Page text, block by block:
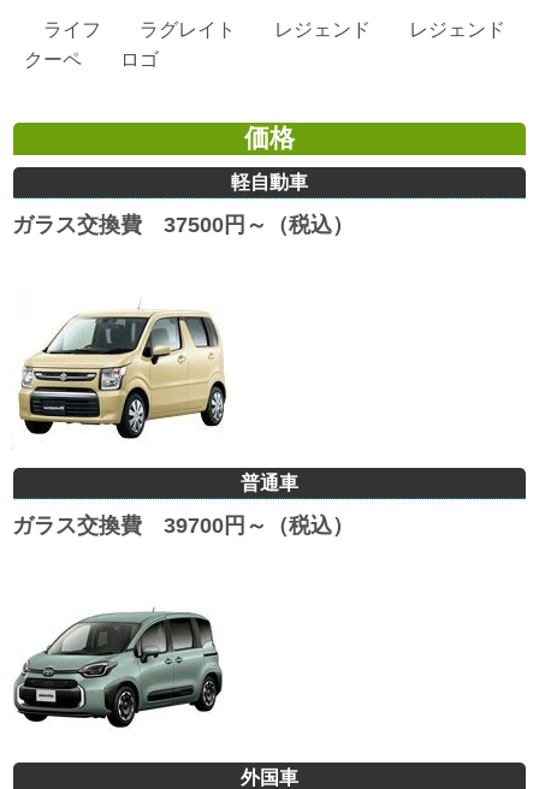
ライフ ラグレイト レジェンド レジェンド
クーペ ロゴ
価格
軽自動車
ガラス交換費 37500円～（税込）
普通車
ガラス交換費 39700円～（税込）
外国車